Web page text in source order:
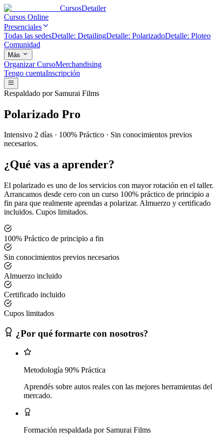
CursosDetailer
Cursos Online
Presenciales
Todas las sedesDetalle: DetailingDetalle: PolarizadoDetalle: Ploteo
Comunidad
Más
Organizar CursoMerchandising
Tengo cuentaInscripción
Respaldado por Samurai Films
Polarizado Pro
Intensivo 2 días · 100% Práctico · Sin conocimientos previos
necesarios.
¿Qué vas a aprender?
El polarizado es uno de los servicios con mayor rotación en el taller.
Arrancamos desde cero con un curso 100% práctico de principio a
fin para que realmente aprendas a polarizar. Almuerzo y certificado
incluidos. Cupos limitados.
100% Práctico de principio a fin
Sin conocimientos previos necesarios
Almuerzo incluido
Certificado incluido
Cupos limitados
¿Por qué formarte con nosotros?
Metodología 90% Práctica
Aprendés sobre autos reales con las mejores herramientas del
mercado.
Formación respaldada por Samurai Films